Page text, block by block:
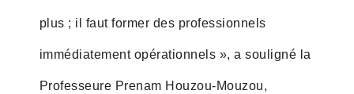
plus ; il faut former des professionnels
immédiatement opérationnels », a souligné la
Professeure Prenam Houzou-Mouzou,